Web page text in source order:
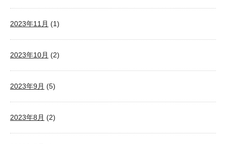
2023年11月 (1)
2023年10月 (2)
2023年9月 (5)
2023年8月 (2)